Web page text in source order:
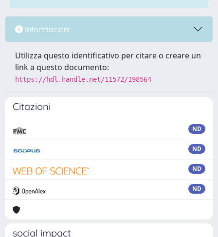
Informazioni
Utilizza questo identificativo per citare o creare un
link a questo documento:
https://hdl.handle.net/11572/198564
Citazioni
ND
ND
ND
ND
social impact